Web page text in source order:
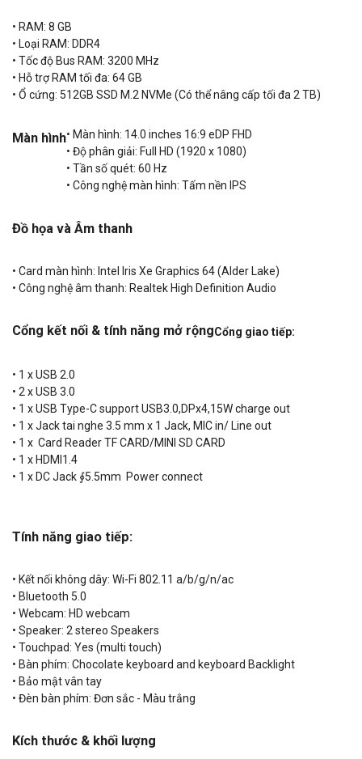
• RAM: 8 GB
• Loại RAM: DDR4
• Tốc độ Bus RAM: 3200 MHz
• Hỗ trợ RAM tối đa: 64 GB
• Ổ cứng: 512GB SSD M.2 NVMe (Có thể nâng cấp tối đa 2 TB)
Màn hình• Màn hình: 14.0 inches 16:9 eDP FHD
• Độ phân giải: Full HD (1920 x 1080)
• Tần số quét: 60 Hz
• Công nghệ màn hình: Tấm nền IPS
Đồ họa và Âm thanh
• Card màn hình: Intel Iris Xe Graphics 64 (Alder Lake)
• Công nghệ âm thanh: Realtek High Definition Audio
Cổng kết nối & tính năng mở rộngCổng giao tiếp:
• 1 x USB 2.0
• 2 x USB 3.0
• 1 x USB Type-C support USB3.0,DPx4,15W charge out
• 1 x Jack tai nghe 3.5 mm x 1 Jack, MIC in/ Line out
• 1 x Card Reader TF CARD/MINI SD CARD
• 1 x HDMI1.4
• 1 x DC Jack ∮5.5mm Power connect
Tính năng giao tiếp:
• Kết nối không dây: Wi-Fi 802.11 a/b/g/n/ac
• Bluetooth 5.0
• Webcam: HD webcam
• Speaker: 2 stereo Speakers
• Touchpad: Yes (multi touch)
• Bàn phím: Chocolate keyboard and keyboard Backlight
• Bảo mật vân tay
• Đèn bàn phím: Đơn sắc - Màu trắng
Kích thước & khối lượng